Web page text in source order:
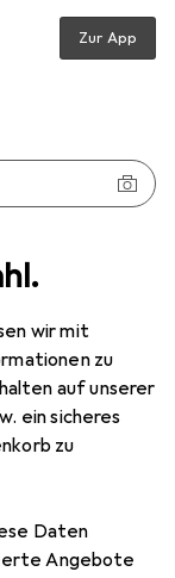
wir mit
zu
auf unserer
ein sicheres
zu
Daten
Angebote
Zur App